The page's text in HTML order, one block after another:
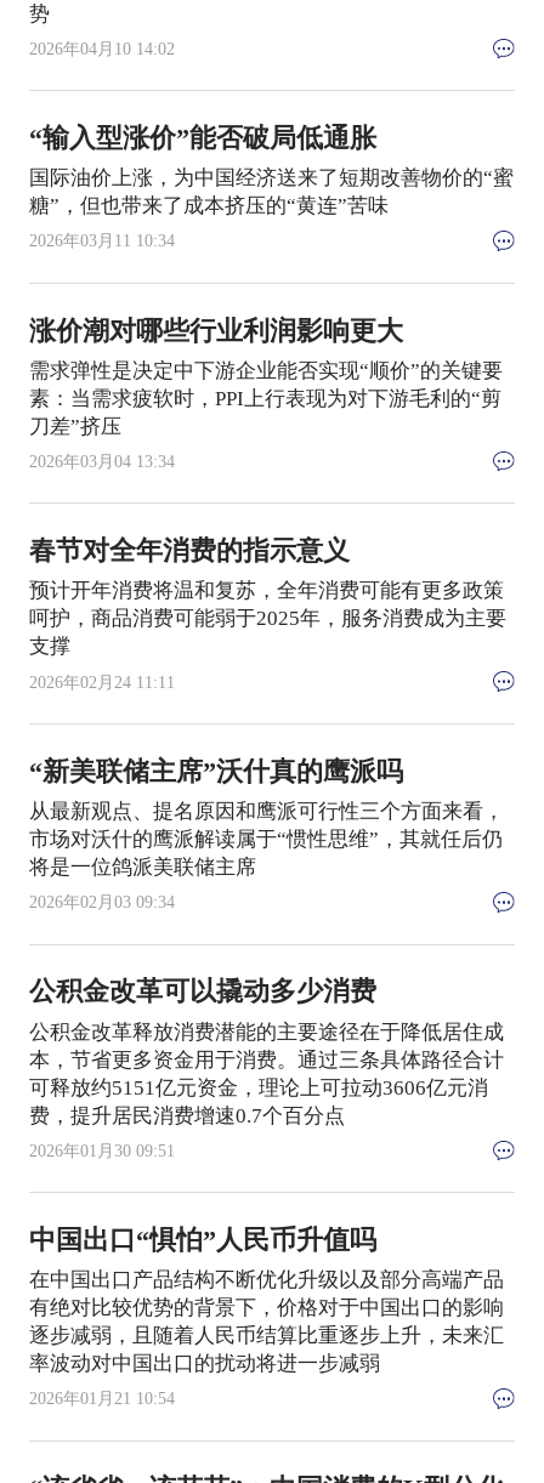
势
2026年04月10 14:02
“输入型涨价”能否破局低通胀
国际油价上涨，为中国经济送来了短期改善物价的“蜜
糖”，但也带来了成本挤压的“黄连”苦味
2026年03月11 10:34
涨价潮对哪些行业利润影响更大
需求弹性是决定中下游企业能否实现“顺价”的关键要
素：当需求疲软时，PPI上行表现为对下游毛利的“剪
刀差”挤压
2026年03月04 13:34
春节对全年消费的指示意义
预计开年消费将温和复苏，全年消费可能有更多政策
呵护，商品消费可能弱于2025年，服务消费成为主要
支撑
2026年02月24 11:11
“新美联储主席”沃什真的鹰派吗
从最新观点、提名原因和鹰派可行性三个方面来看，
市场对沃什的鹰派解读属于“惯性思维”，其就任后仍
将是一位鸽派美联储主席
2026年02月03 09:34
公积金改革可以撬动多少消费
公积金改革释放消费潜能的主要途径在于降低居住成
本，节省更多资金用于消费。通过三条具体路径合计
可释放约5151亿元资金，理论上可拉动3606亿元消
费，提升居民消费增速0.7个百分点
2026年01月30 09:51
中国出口“惧怕”人民币升值吗
在中国出口产品结构不断优化升级以及部分高端产品
有绝对比较优势的背景下，价格对于中国出口的影响
逐步减弱，且随着人民币结算比重逐步上升，未来汇
率波动对中国出口的扰动将进一步减弱
2026年01月21 10:54